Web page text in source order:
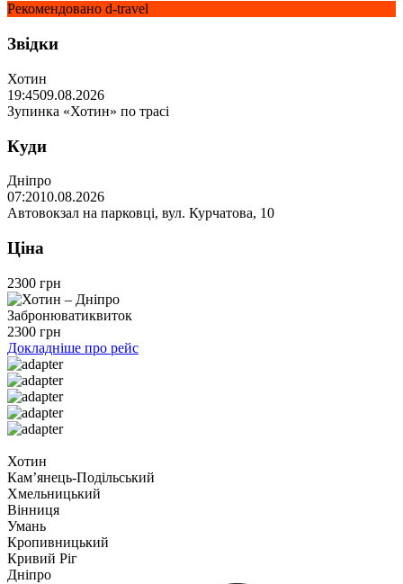
Рекомендовано d-travel
Звідки
Хотин
19:4509.08.2026
Зупинка «Хотин» по трасі
Куди
Дніпро
07:2010.08.2026
Автовокзал на парковці, вул. Курчатова, 10
Ціна
2300 грн
Забронюватиквиток
2300 грн
Докладніше про рейс
Хотин
Камʼянець-Подільський
Хмельницький
Вінниця
Умань
Кропивницький
Кривий Ріг
Дніпро